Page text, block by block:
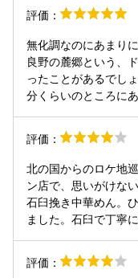
評価：
無化調なのにあまりに
良野の麓郷という、
ったことがあるでし
分くらいのところに
お店がありますね。 無化調、富良野で採れるものを中心に地
産地消をしています
れん草が、トッピングにありま
そばの、無化調自家
したが、スープが美
です。 麺も、ほぼ蕎
後に食べに行きまし
評価：
北の国からのロケ地
ン店で、思いがけな
石臼挽き中華めん。
ました。石臼で丁寧
く別物と言っていい
は、富良野産の新鮮
評価：